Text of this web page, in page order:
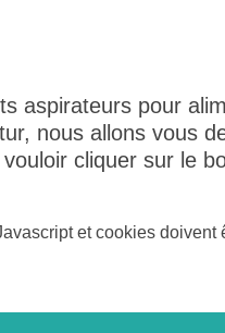
aspirateurs pour
nous allons vous
vouloir cliquer sur le
et cookies doivent